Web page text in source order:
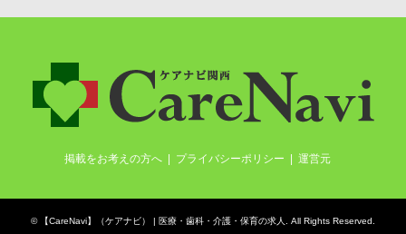
掲載をお考えの方へ プライバシーポリシー 運営元
© 【CareNavi】（ケアナビ） | 医療・歯科・介護・保育の求人‎ . All Rights Reserved.